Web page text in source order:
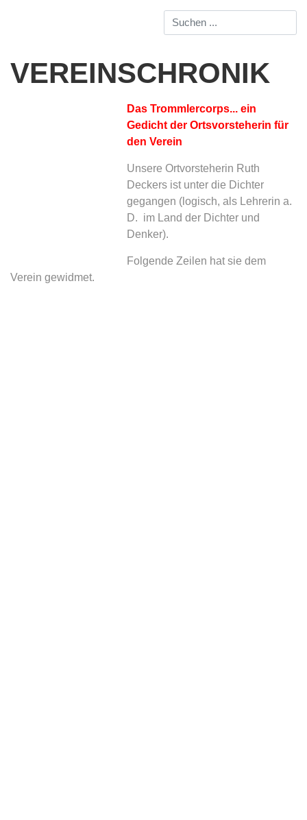
VEREINSCHRONIK
Das Trommlercorps... ein
Gedicht der Ortsvorsteherin für
den Verein
Unsere Ortvorsteherin Ruth
Deckers ist unter die Dichter
gegangen (logisch, als Lehrerin a.
D. im Land der Dichter und
Denker).
Folgende Zeilen hat sie dem
Verein gewidmet.